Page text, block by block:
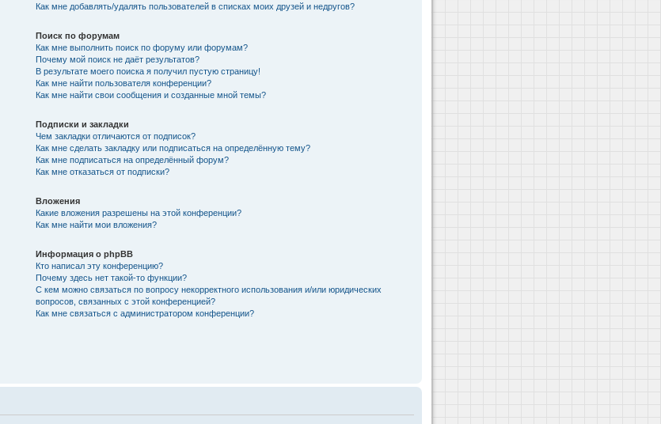
Как мне добавлять/удалять пользователей в списках моих друзей и недругов?
Поиск по форумам
Как мне выполнить поиск по форуму или форумам?
Почему мой поиск не даёт результатов?
В результате моего поиска я получил пустую страницу!
Как мне найти пользователя конференции?
Как мне найти свои сообщения и созданные мной темы?
Подписки и закладки
Чем закладки отличаются от подписок?
Как мне сделать закладку или подписаться на определённую тему?
Как мне подписаться на определённый форум?
Как мне отказаться от подписки?
Вложения
Какие вложения разрешены на этой конференции?
Как мне найти мои вложения?
Информация о phpBB
Кто написал эту конференцию?
Почему здесь нет такой-то функции?
С кем можно связаться по вопросу некорректного использования и/или юридических
вопросов, связанных с этой конференцией?
Как мне связаться с администратором конференции?